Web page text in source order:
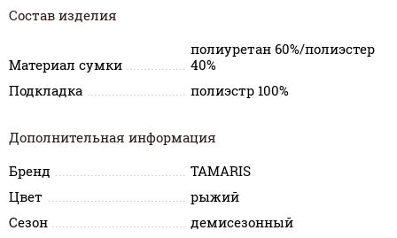
Состав изделия
Материал сумки
полиуретан 60%/полиэстер
40%
Подкладка
полиэстр 100%
Дополнительная информация
Бренд
TAMARIS
Цвет
рыжий
Сезон
демисезонный